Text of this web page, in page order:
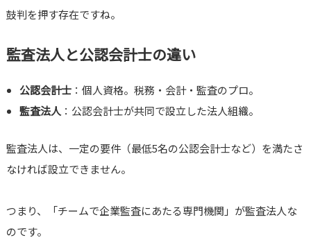
鼓判を押す存在ですね。
監査法人と公認会計士の違い
公認会計士 ：個人資格。税務・会計・監査のプロ。
監査法人 ：公認会計士が共同で設立した法人組織。
監査法人は、一定の要件（最低5名の公認会計士など）を満たさ
なければ設立できません。
つまり、「チームで企業監査にあたる専門機関」が監査法人な
のです。